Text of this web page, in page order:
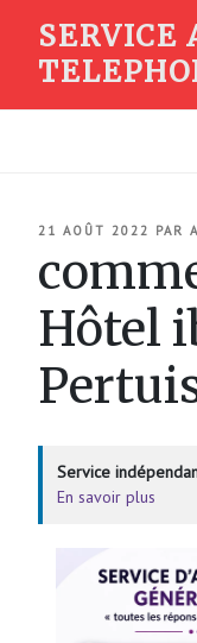
contenu
SERVICE
PUBLIÉ
21 AOÛT 2022 PAR
Hôtel
Service
En savoir plus